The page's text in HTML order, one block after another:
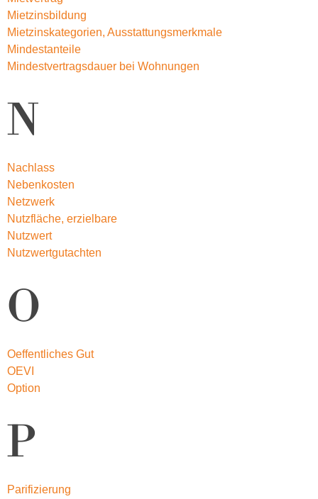
Mietzinsbildung
Mietzinskategorien, Ausstattungsmerkmale
Mindestanteile
Mindestvertragsdauer bei Wohnungen
N
Nachlass
Nebenkosten
Netzwerk
Nutzfläche, erzielbare
Nutzwert
Nutzwertgutachten
O
Oeffentliches Gut
OEVI
Option
P
Parifizierung